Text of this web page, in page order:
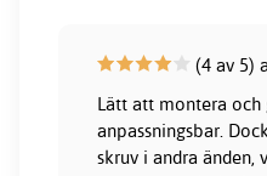
(4 av 5)
Lätt att montera
anpassningsbar.
skruv i andra